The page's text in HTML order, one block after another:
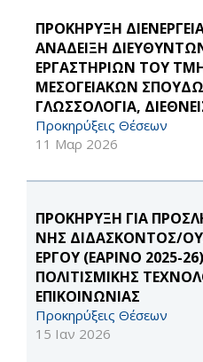
ΠΡΟΚΗΡΥΞΗ
ΑΝΑΔΕΙΞΗ
ΕΡΓΑΣΤΗΡΙΩΝ ΤΟΥ
ΜΕΣΟΓΕΙΑΚΩΝ
ΓΛΩΣΣΟΛΟΓΙΑ,
Προκηρύξεις Θέσεων
11 Μαρ 2026
ΠΡΟΚΗΡΥΞΗ ΓΙΑ
ΝΗΣ ΔΙΔΑΣΚΟΝΤΟΣ/
ΕΡΓΟΥ (ΕΑΡΙΝΟ 2025-
ΠΟΛΙΤΙΣΜΙΚΗΣ
ΕΠΙΚΟΙΝΩΝΙΑΣ
Προκηρύξεις Θέσεων
15 Ιαν 2026